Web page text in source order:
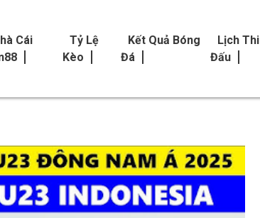
Cái
Tỷ Lệ
Kèo
Kết Quả Bóng
Đá
Lịch Thi
Đấu